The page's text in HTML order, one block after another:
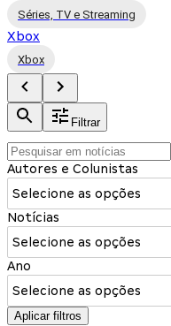
Séries, TV e Streaming
Xbox
Xbox
Filtrar
Autores e Colunistas
Selecione as opções
Notícias
Selecione as opções
Ano
Selecione as opções
Aplicar filtros